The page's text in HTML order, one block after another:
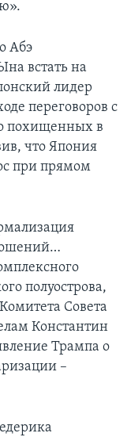
Абэ
встать на
лидер
переговоров с
похищенных в
что Япония
при прямом
полуострова,
Совета
Константин
Трампа о
–